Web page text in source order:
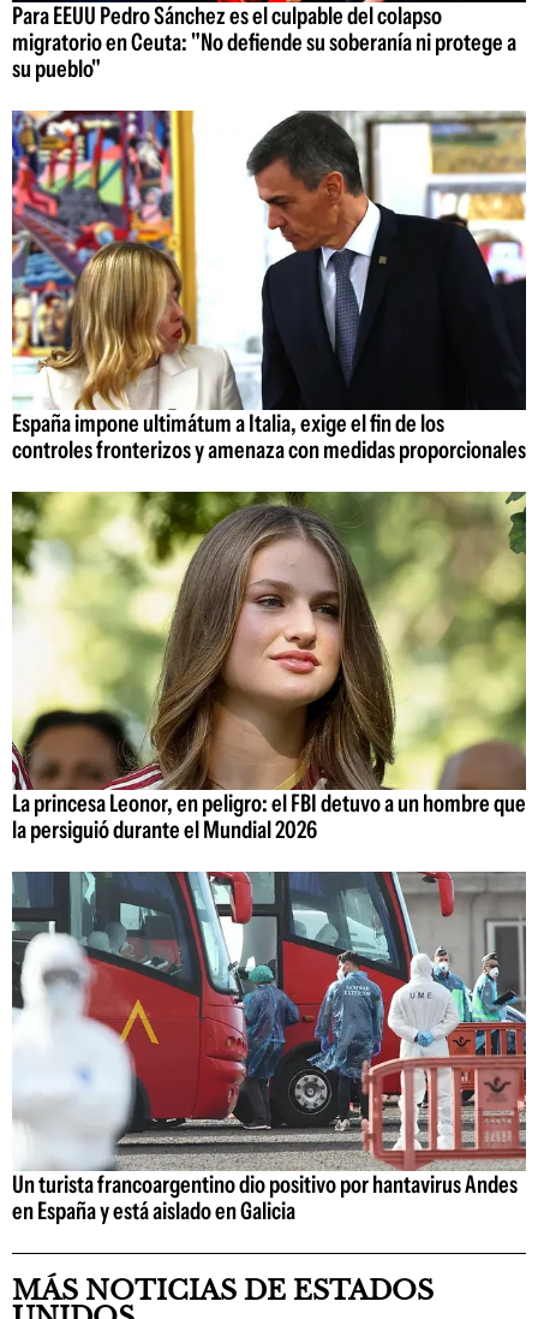
Para EEUU Pedro Sánchez es el culpable del colapso
migratorio en Ceuta: "No defiende su soberanía ni protege a
su pueblo"
España impone ultimátum a Italia, exige el fin de los
controles fronterizos y amenaza con medidas proporcionales
La princesa Leonor, en peligro: el FBI detuvo a un hombre que
la persiguió durante el Mundial 2026
Un turista francoargentino dio positivo por hantavirus Andes
en España y está aislado en Galicia
MÁS NOTICIAS DE ESTADOS